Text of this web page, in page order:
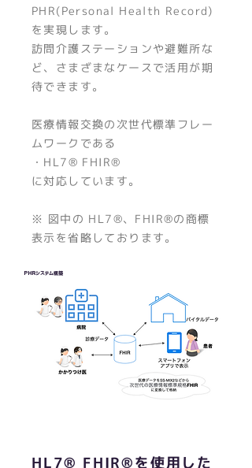
PHR(Personal Health Record)
を実現します。
訪問介護ステーションや避難所な
ど、さまざまなケースで活用が期
待できます。​
医療情報交換の次世代標準フレー
ムワークである
・HL7® FHIR®
に対応しています。​
※ 図中の HL7®、FHIR®の商標
表示を省略しております。
​PHRシステム構築
​HL7® FHIR®を使用した